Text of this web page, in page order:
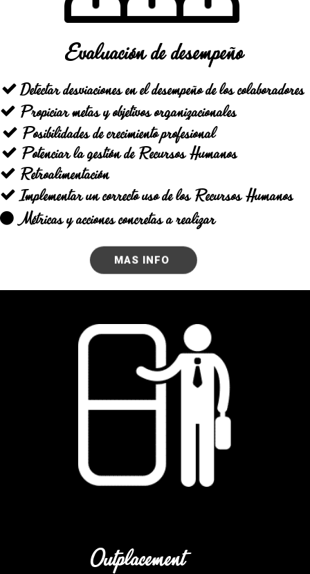
Evaluación de desempeño
Detectar desviaciones en el desempeño de los colaboradores
Propiciar metas y objetivos organizacionales
Posibilidades de crecimiento profesional
Retroalimentación
Métricas y acciones concretas a realizar
MAS INFO
Potenciar la gestión de Recursos Humanos
Implementar un correcto uso de los Recursos Humanos
Outplacement